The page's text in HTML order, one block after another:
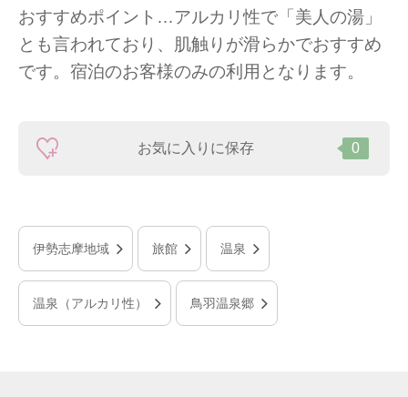
おすすめポイント…アルカリ性で「美人の湯」
とも言われており、肌触りが滑らかでおすすめ
です。宿泊のお客様のみの利用となります。
お気に入りに保存 0
伊勢志摩地域 旅館 温泉
温泉（アルカリ性） 鳥羽温泉郷